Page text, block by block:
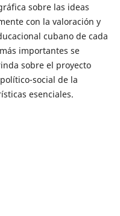
sobre las ideas
con la valoración y
cubano de cada
importantes se
sobre el proyecto
social de la
esenciales.